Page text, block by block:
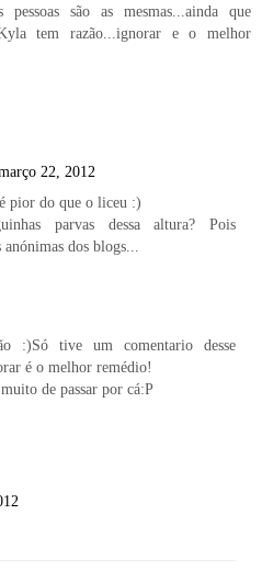
são as mesmas...ainda que
tem razão...ignorar e o melhor
22, 2012
pior do que o liceu :)
parvas dessa altura? Pois
dos blogs...
:)Só tive um comentario desse
é o melhor remédio!
de passar por cá:P